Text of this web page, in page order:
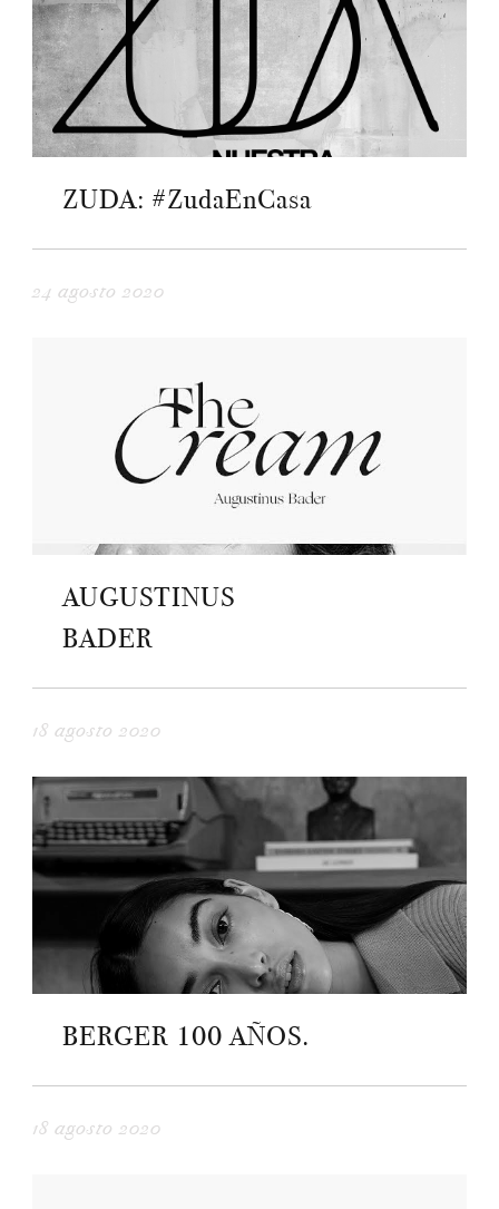
ZUDA: #ZudaEnCasa
24 agosto 2020
AUGUSTINUS
BADER
18 agosto 2020
BERGER 100 AÑOS.
18 agosto 2020